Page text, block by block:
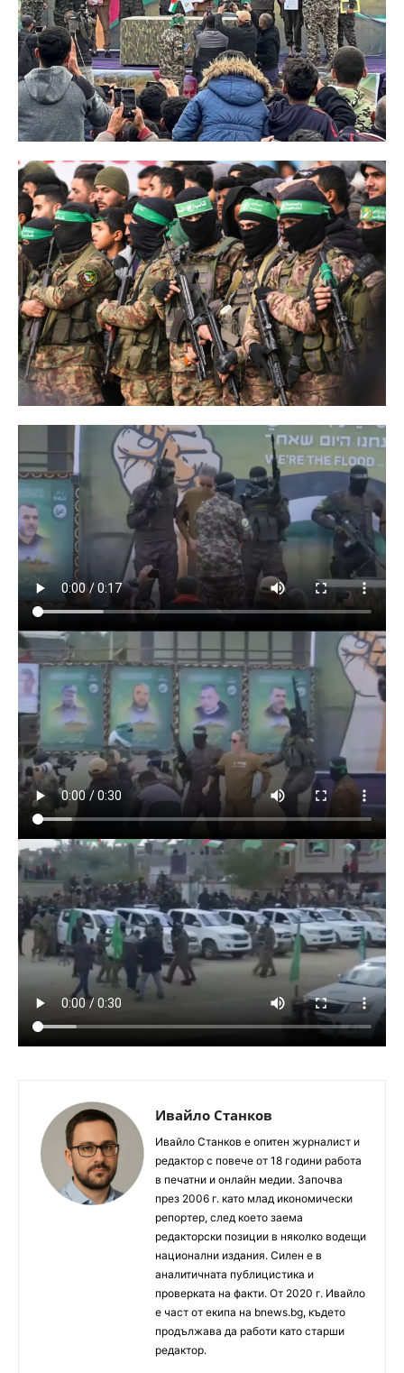
Ивайло Станков
Ивайло Станков е опитен журналист и
редактор с повече от 18 години работа
в печатни и онлайн медии. Започва
през 2006 г. като млад икономически
репортер, след което заема
редакторски позиции в няколко водещи
национални издания. Силен е в
аналитичната публицистика и
проверката на факти. От 2020 г. Ивайло
е част от екипа на bnews.bg, където
продължава да работи като старши
редактор.